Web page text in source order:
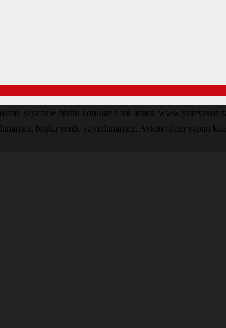
seyahate bütün konuların tek adresi
başka yerde yayınlanamaz. Aykırı işlem yapan